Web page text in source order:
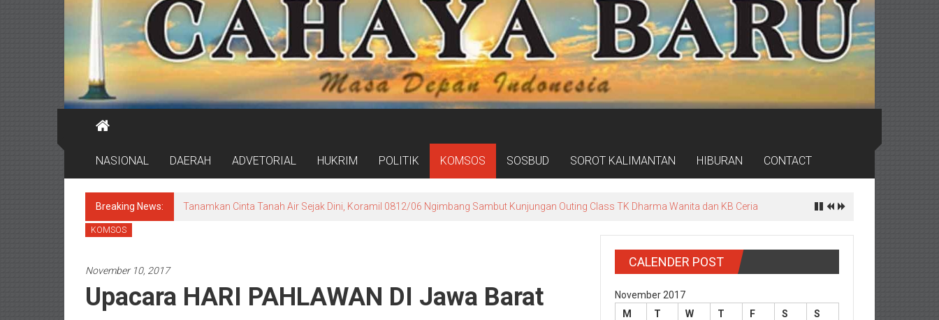
NASIONAL DAERAH ADVETORIAL HUKRIM POLITIK KOMSOS SOSBUD SOROT KALIMANTAN HIBURAN CONTACT
Breaking News: Hasil Perbaikan Memuaskan, Warga Sine Kembali Patungan Tambal Jalan ke Rejosari
KOMSOS
November 10, 2017
Upacara HARI PAHLAWAN DI Jawa Barat
CALENDER POST
November 2017
M
T W T F S
S